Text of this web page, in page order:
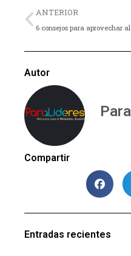
Previo
ANTERIOR
Autor
Compartir
Entradas recientes